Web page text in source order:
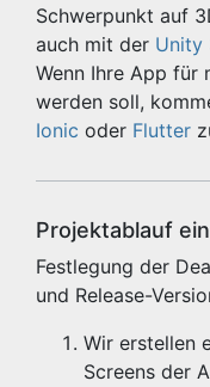
Schwerpunkt auf
auch mit der Unity
Wenn Ihre App für
werden soll,
Ionic oder Flutter
Projektablauf
Festlegung der
und Release-
Wir erstellen
Screens der